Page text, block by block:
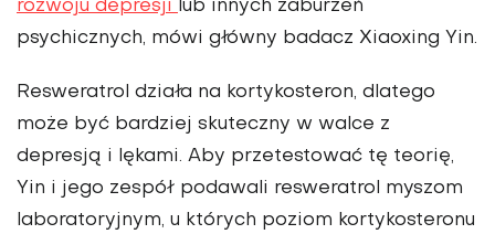
rozwoju depresji lub innych zaburzeń
psychicznych, mówi główny badacz Xiaoxing Yin.
Resweratrol działa na kortykosteron, dlatego
może być bardziej skuteczny w walce z
depresją i lękami. Aby przetestować tę teorię,
Yin i jego zespół podawali resweratrol myszom
laboratoryjnym, u których poziom kortykosteronu